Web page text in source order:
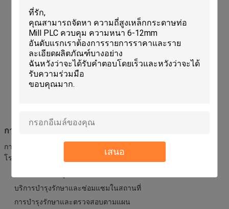
เสนอ
จํานวนการสั่งซื้อขั้นต่ํา: 1 หน่วย
การบรรจุ: กล่องหรือถังไม้
ระยะเวลาการจัดส่ง: 240 วัน
เงื่อนไขการชําระเงิน: CIF
ความสามารถในการจําหน่ายต่อปี: 30 ชุด
การติดตั้ง: ติดพื้น
พลังงานไฟฟ้า: 380V/50Hz
การสนับสนุนและบริการ
การสนับสนุนที่ครบถ้วนของเรา รับประกันผลประกอบการที่ดีที่สุดของ
โรงงาน Tube Mill อัตโนมัติของคุณ:
บริการบํารุงรักษาและซ่อมแซมในสถานที่
การบํารุงรักษาและตรวจสอบตามแผน